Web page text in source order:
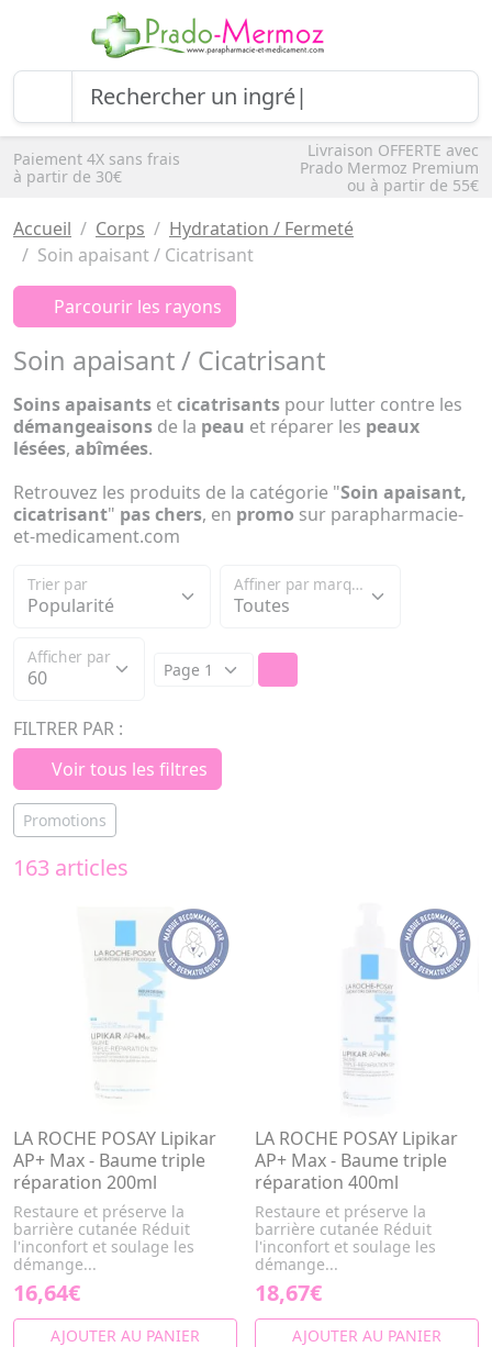
Paiement 4X sans frais
à partir de 30€
Livraison OFFERTE avec
Prado Mermoz Premium
ou à partir de 55€
Accueil Corps
Hydratation / Fermeté
Soin apaisant / Cicatrisant
Parcourir les rayons
Soin apaisant / Cicatrisant
Soins apaisants etcicatrisants pour lutter contre les
démangeaisons de la peau et réparer les peaux
lésées, abîmées.
Retrouvez les produits de la catégorie "Soin apaisant,
cicatrisant" pas chers, en promo sur parapharmacie-
et-medicament.com
Trier par Affiner par marque
Afficher par
FILTRER PAR :
Voir tous les filtres
Promotions
163 articles
LA ROCHE POSAY Lipikar
AP+ Max - Baume triple
réparation 200ml
Restaure et préserve la
barrière cutanée Réduit
l'inconfort et soulage les
démange...
16,64€
AJOUTER AU PANIER
LA ROCHE POSAY Lipikar
AP+ Max - Baume triple
réparation 400ml
Restaure et préserve la
barrière cutanée Réduit
l'inconfort et soulage les
démange...
18,67€
AJOUTER AU PANIER